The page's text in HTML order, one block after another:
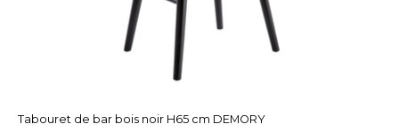
Tabouret de bar bois noir H65 cm DEMORY